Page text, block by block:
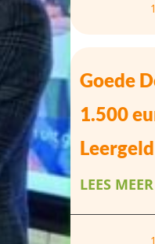
Goede
1.500
Leergeld
LEES MEER